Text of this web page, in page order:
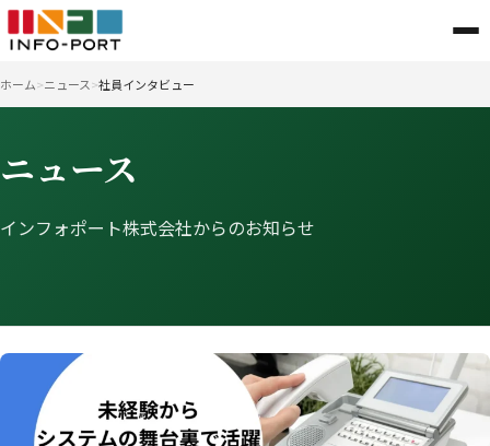
ホーム ニュース 社員インタビュー
ニュース
インフォポート株式会社からのお知らせ